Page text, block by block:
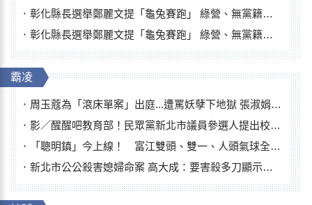
彰化縣長選舉鄭麗文提「龜兔賽跑」 綠營、無黨籍忙否認是烏龜
彰化縣長選舉鄭麗文提「龜兔賽跑」 綠營、無黨籍忙否認是烏龜
霸凌
周玉蔻為「滾床單案」出庭...遭罵妖孽下地獄 張淑娟批：舌頭殺人有罪
影／醒醒吧教育部！民眾黨新北市議員參選人提出校園反毒防線升級政見
「聰明鎮」今上線！ 富江雙頭、雙一、人頭氣球全登場
新北市公公殺害媳婦命案 高大成：要害殺多刀顯示怨恨深